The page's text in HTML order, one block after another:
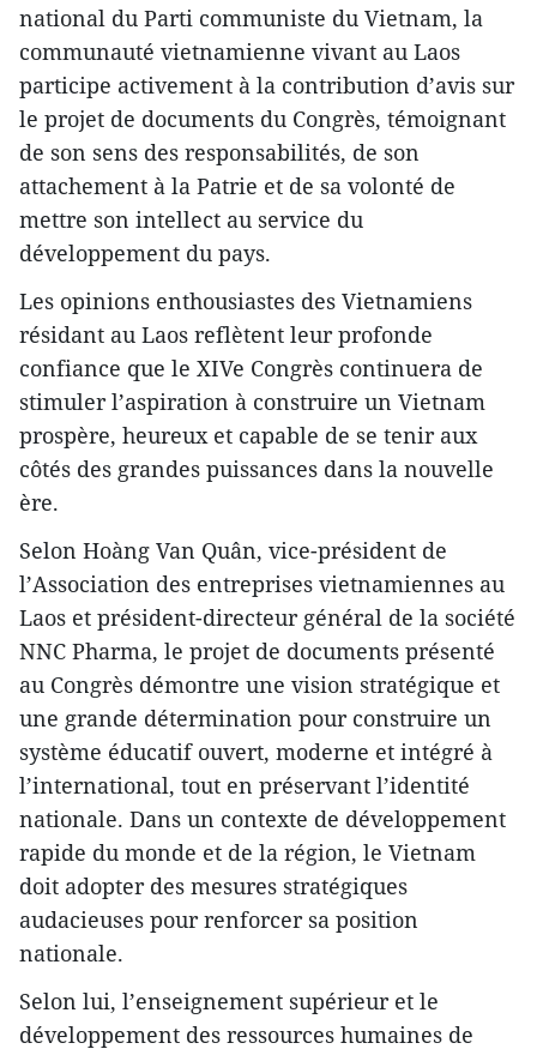
national du Parti communiste du Vietnam, la
communauté vietnamienne vivant au Laos
participe activement à la contribution d’avis sur
le projet de documents du Congrès, témoignant
de son sens des responsabilités, de son
attachement à la Patrie et de sa volonté de
mettre son intellect au service du
développement du pays.
Les opinions enthousiastes des Vietnamiens
résidant au Laos reflètent leur profonde
confiance que le XIVe Congrès continuera de
stimuler l’aspiration à construire un Vietnam
prospère, heureux et capable de se tenir aux
côtés des grandes puissances dans la nouvelle
ère.
Selon Hoàng Van Quân, vice-président de
l’Association des entreprises vietnamiennes au
Laos et président-directeur général de la société
NNC Pharma, le projet de documents présenté
au Congrès démontre une vision stratégique et
une grande détermination pour construire un
système éducatif ouvert, moderne et intégré à
l’international, tout en préservant l’identité
nationale. Dans un contexte de développement
rapide du monde et de la région, le Vietnam
doit adopter des mesures stratégiques
audacieuses pour renforcer sa position
nationale.
Selon lui, l’enseignement supérieur et le
développement des ressources humaines de